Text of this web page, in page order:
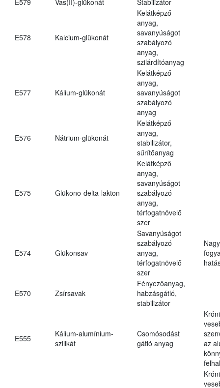
E578 Kalcium-glükonát
Kelátképző
anyag,
savanyúságot
szabályozó
anyag,
szilárdítóanyag
E577 Kálium-glükonát
Kelátképző
anyag,
savanyúságot
szabályozó
anyag
E576 Nátrium-glükonát
Kelátképző
anyag,
stabilizátor,
sűrítőanyag
E575 Glükono-delta-lakton
Kelátképző
anyag,
savanyúságot
szabályozó
anyag,
térfogatnövelő
szer
E574 Glükonsav
Savanyúságot
szabályozó
anyag,
térfogatnövelő
szer
E570 Zsírsavak
Fényezőanyag,
habzásgátló,
stabilizátor
E555
Kálium-alumínium-
szilikát
Csomósodást
gátló anyag
az